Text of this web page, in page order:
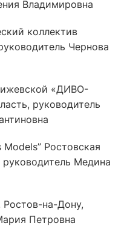
Владимировна
коллектив
Чернова
«ДИВО-
руководитель
Ростовская
Медина
на-Дону,
Петровна